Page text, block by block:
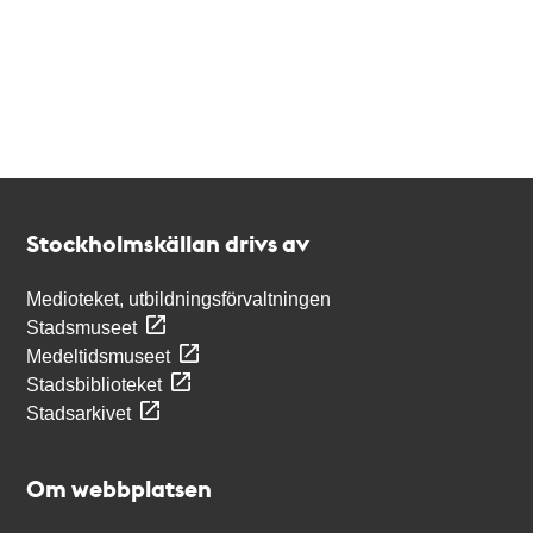
Stockholmskällan drivs av
Medioteket, utbildningsförvaltningen
Stadsmuseet
Medeltidsmuseet
Stadsbiblioteket
Stadsarkivet
Om webbplatsen